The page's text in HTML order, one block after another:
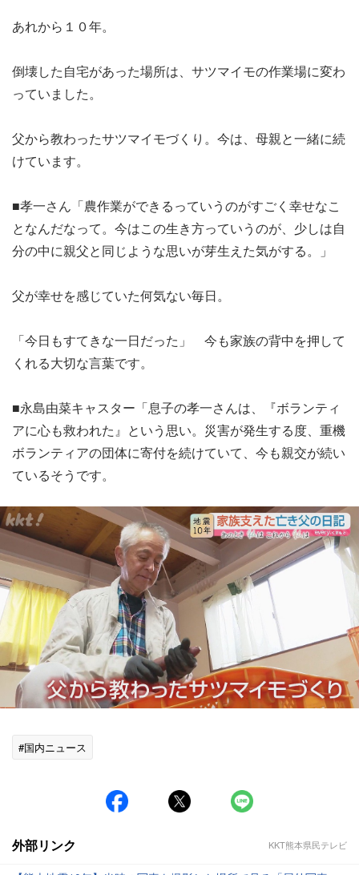
あれから１０年。
倒壊した自宅があった場所は、サツマイモの作業場に変わ
っていました。
父から教わったサツマイモづくり。今は、母親と一緒に続
けています。
■孝一さん「農作業ができるっていうのがすごく幸せなこ
となんだなって。今はこの生き方っていうのが、少しは自
分の中に親父と同じような思いが芽生えた気がする。」
父が幸せを感じていた何気ない毎日。
「今日もすてきな一日だった」 今も家族の背中を押して
くれる大切な言葉です。
■永島由菜キャスター「息子の孝一さんは、『ボランティ
アに心も救われた』という思い。災害が発生する度、重機
ボランティアの団体に寄付を続けていて、今も親交が続い
ているそうです。
#国内ニュース
外部リンク KKT熊本県民テレビ